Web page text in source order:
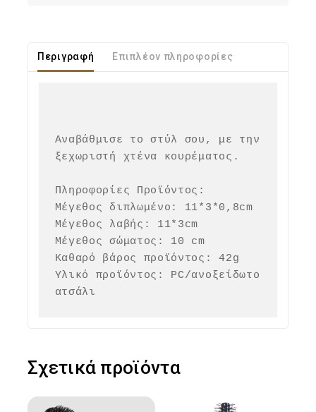
Περιγραφή Επιπλέον πληροφορίες
Αναβάθμισε το στύλ σου, με την
ξεχωριστή χτένα κουρέματος.
Πληροφορίες Προϊόντος:
Μέγεθος διπλωμένο: 11*3*0,8cm
Μέγεθος λαβής: 11*3cm
Μέγεθος σώματος: 10 cm
Καθαρό βάρος προϊόντος: 42g
Υλικό προϊόντος: PC/ανοξείδωτο
ατσάλι
Σχετικά προϊόντα